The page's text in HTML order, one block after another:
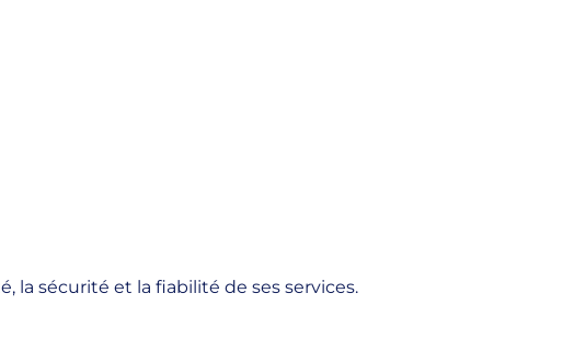
la sécurité et la fiabilité de ses services.